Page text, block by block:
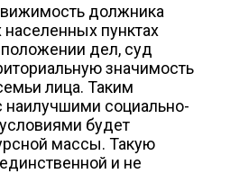
должника
пунктах
дел, суд
значимость
лица. Таким
наилучшими социально-
будет
массы. Такую
и не